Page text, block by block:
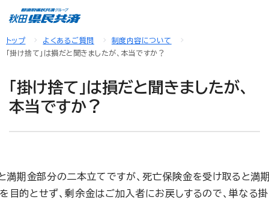
トップ よくあるご質問
制度内容について
「掛け捨て」は損だと聞きましたが、本当ですか？
「掛け捨て」は損だと聞きましたが、
本当ですか？
金部分の二本立てですが、死亡保険金を受け取ると
目的とせず、剰余金はご加入者にお戻しするので、単なる